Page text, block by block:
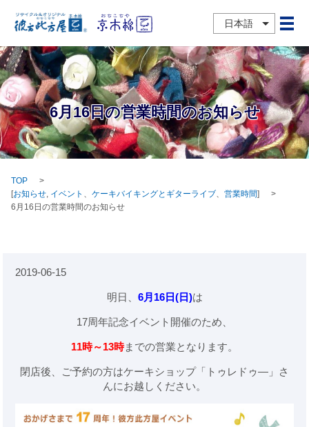
日本語 メ
6月16日の営業時間のお知らせ
TOP
[お知らせ イベント 、ケーキバイキングとギターライブ 、営業時間]
6月16日の営業時間のお知らせ
2019-06-15
明日、 6月16日(日)は
17周年記念イベント開催のため、
11時～13時までの営業となります。
閉店後、ご予約の方はケーキショップ「トゥレドゥ―」さ
んにお越しください。